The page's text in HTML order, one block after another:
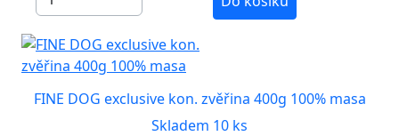
FINE DOG exclusive kon. zvěřina 400g 100% masa
Skladem 10 ks